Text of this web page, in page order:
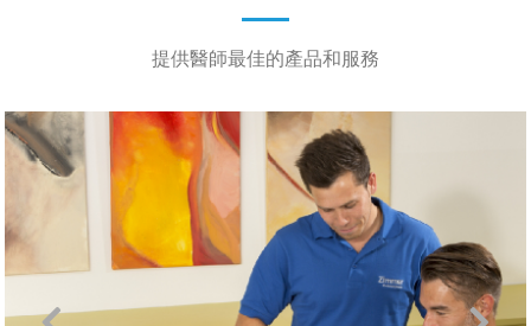
提供醫師最佳的產品和服務